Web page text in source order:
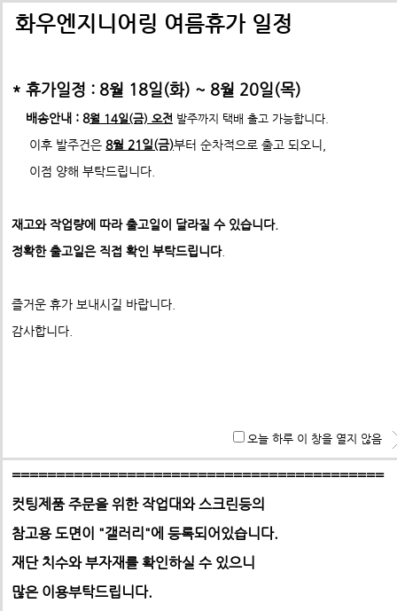
배송비관련 공지사항
*택배사 요청에 따라 선불,착불 동시에 진행이 불가하게 되었습
-수정전 : 주문시 배송비(6,000원) 선불 결제
제품의 수량,무게,길이에 따라 추가요금은 착불진
- 수정후 : 주문시 배송비(0원)
* 주문결제 단계에서 다시한번 문구 확인하시고
-> 택배요금은 택배사에서 픽업 후 결정합니다.
택배배송관련 공지사항(*필독)
*프로파일 절단길이 2700mm이상 택배발송 불가
* 프로파일 절단길이 2700mm 이상은각 지역 도착영업소에
따라배송이 불가할수도 있습니다. 주문시 참고 부탁드립니다.
ex) 자가수령 및 화물택배,화물차(운임고객부담) 배송가능
==========================================
컷팅제품 주문을 위한 작업대와 스크린등의
참고용 도면이 "갤러리"에 등록되어있습니다.
재단 치수와 부자재를 확인하실 수 있으니
많은 이용부탁드립니다.
화우엔지니어링 여름휴가 일정
* 휴가일정 : 8월 18일(화) ~ 8월 20일(목)
배송안내 : 8월 14일(금) 오전 발주까지 택배 출고 가능합니다.
이후 발주건은 8월 21일(금)부터 순차적으로 출고 되오니,
이점 양해 부탁드립니다.
재고와 작업량에 따라 출고일이 달라질 수 있습니다.
정확한 출고일은 직접 확인 부탁드립니다.
즐거운 휴가 보내시길 바랍니다.
감사합니다.
오늘 하루 이 창을 열지 않음